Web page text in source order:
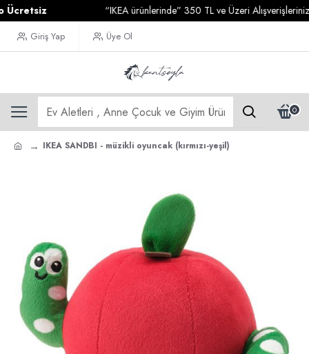
“IKEA ürünlerinde” 350 TL ve Üzeri Alışverişlerinizde
Giriş Yap Üye Ol
0
IKEA SANDBI - müzikli oyuncak (kırmızı-yeşil)